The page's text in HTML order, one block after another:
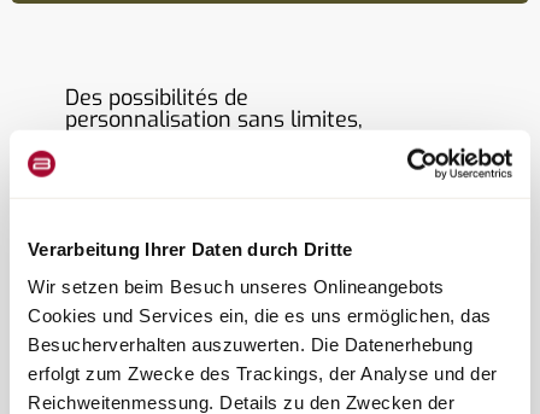
Verarbeitung Ihrer Daten durch Dritte
Wir setzen beim Besuch unseres Onlineangebots
Cookies und Services ein, die es uns ermöglichen, das
Besucherverhalten auszuwerten. Die Datenerhebung
erfolgt zum Zwecke des Trackings, der Analyse und der
Reichweitenmessung. Details zu den Zwecken der
Des possibilités de
personnalisation sans limites,